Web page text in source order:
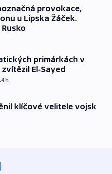
provokace,
u Lipska Žáček.
primárkách v
El-Sayed
h
klíčové velitele vojsk